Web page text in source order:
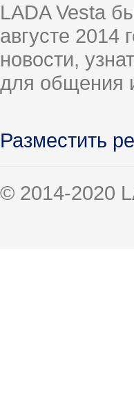
LADA Vesta
августе 2014
новости,
для общения
Разместить
© 2014-2020